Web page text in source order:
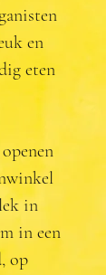
en
eten
in
in een
op